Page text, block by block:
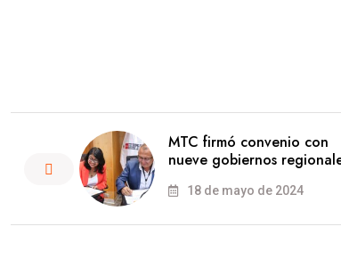
MTC firmó convenio con
nueve gobiernos
18 de mayo de 2024